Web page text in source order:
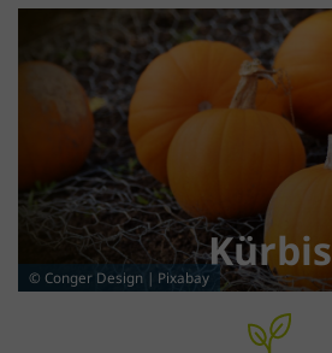
© Conger Design | Pixabay
Kürbis